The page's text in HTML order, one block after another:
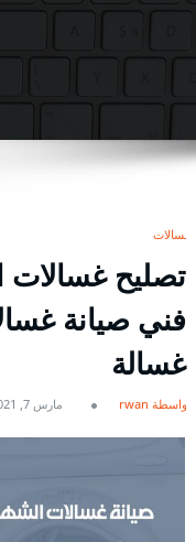
غسالات
فني صيانة
غسالة
بواسطة rwan مارس 7, 2021